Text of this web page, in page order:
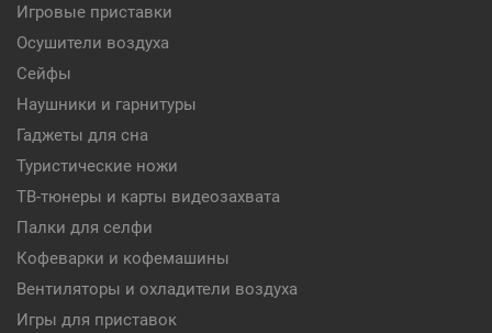
Игровые приставки
Осушители воздуха
Сейфы
Наушники и гарнитуры
Гаджеты для сна
Туристические ножи
ТВ-тюнеры и карты видеозахвата
Палки для селфи
Кофеварки и кофемашины
Вентиляторы и охладители воздуха
Игры для приставок